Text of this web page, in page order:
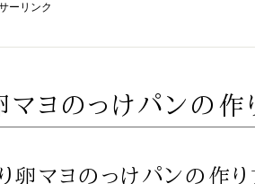
ーリンク
マヨのっけパンの作
卵マヨのっけパンの作